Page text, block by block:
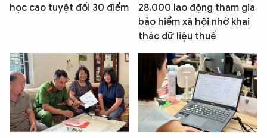
học cao tuyệt đối 30 điểm
28.000 lao động tham gia
bảo hiểm xã hội nhờ khai
thác dữ liệu thuế